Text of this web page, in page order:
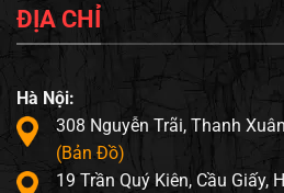
ĐỊA CHỈ
Hà Nội:
308 Nguyễn Trãi, Thanh
(Bản Đồ)
19 Trần Quý Kiên, Cầu Giấy,